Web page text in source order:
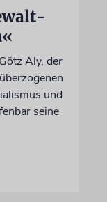
Aly, der
und
seine